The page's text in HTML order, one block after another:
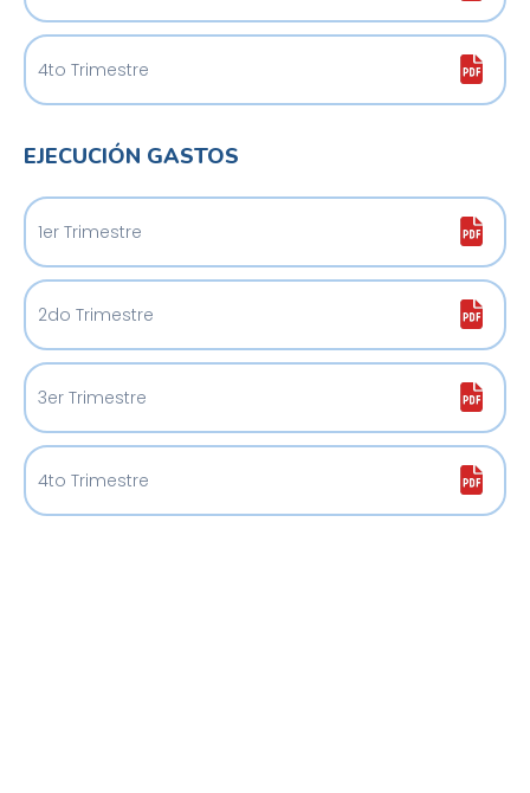
4to Trimestre
EJECUCIÓN GASTOS
1er Trimestre
2do Trimestre
3er Trimestre
4to Trimestre